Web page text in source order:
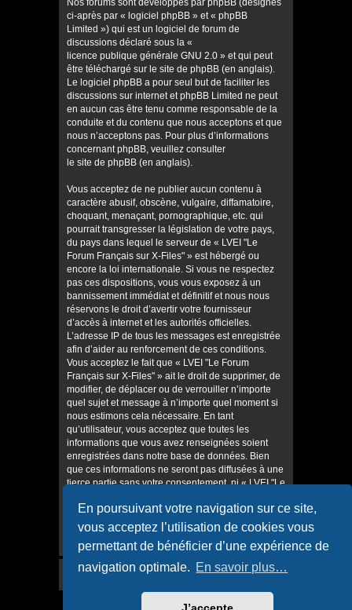
En poursuivant votre navigation sur ce site,
vous acceptez l’utilisation de cookies vous
permettant de bénéficier d’une expérience de
navigation optimale. En savoir plus…
Nos forums sont développés par phpBB (désignés
ci-après par « logiciel phpBB » et « phpBB
Limited ») qui est un logiciel de forum de
discussions déclaré sous la «
licence publique générale GNU 2.0 » et qui peut
être téléchargé sur le site de phpBB (en anglais).
Le logiciel phpBB a pour seul but de faciliter les
discussions sur internet et phpBB Limited ne peut
en aucun cas être tenu comme responsable de la
conduite et du contenu que nous acceptons et que
nous n’acceptons pas. Pour plus d’informations
concernant phpBB, veuillez consulter
le site de phpBB (en anglais).
Vous acceptez de ne publier aucun contenu à
caractère abusif, obscène, vulgaire, diffamatoire,
choquant, menaçant, pornographique, etc. qui
pourrait transgresser la législation de votre pays,
du pays dans lequel le serveur de « LVEI "Le
Forum Français sur X-Files" » est hébergé ou
encore la loi internationale. Si vous ne respectez
pas ces dispositions, vous vous exposez à un
bannissement immédiat et définitif et nous nous
réservons le droit d’avertir votre fournisseur
d’accès à internet et les autorités officielles.
L’adresse IP de tous les messages est enregistrée
afin d’aider au renforcement de ces conditions.
Vous acceptez le fait que « LVEI "Le Forum
Français sur X-Files" » ait le droit de supprimer, de
modifier, de déplacer ou de verrouiller n’importe
quel sujet et message à n’importe quel moment si
nous estimons cela nécessaire. En tant
qu’utilisateur, vous acceptez que toutes les
informations que vous avez renseignées soient
enregistrées dans notre base de données. Bien
que ces informations ne seront pas diffusées à une
tierce partie sans votre consentement, ni « LVEI "Le
pourront être tenus comme responsables en cas
de tentative de piratage informatique visant à
compromettre vos données.
Accueil du forum